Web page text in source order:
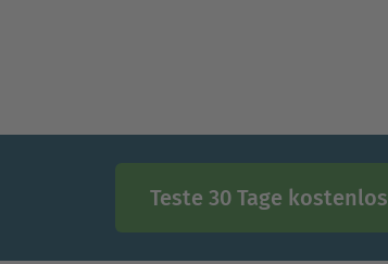
Teste 30 Tage kostenlos